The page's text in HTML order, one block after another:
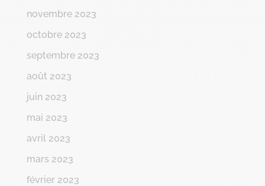
novembre 2023
octobre 2023
septembre 2023
août 2023
juin 2023
mai 2023
avril 2023
mars 2023
février 2023